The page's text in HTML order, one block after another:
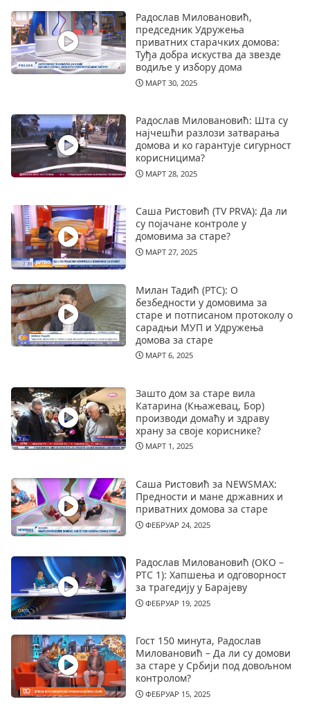
Радослав Миловановић,
председник Удружења
приватних старачких домова:
Туђа добра искуства да звезде
водиље у избору дома
МАРТ 30, 2025
Радослав Миловановић: Шта су
најчешћи разлози затварања
домова и ко гарантује сигурност
корисницима?
МАРТ 28, 2025
Саша Ристовић (TV PRVA): Да ли
су појачане контроле у
домовима за старе?
МАРТ 27, 2025
Милан Тадић (РТС): О
безбедности у домовима за
старе и потписаном протоколу о
сарадњи МУП и Удружења
домова за старе
МАРТ 6, 2025
Зашто дом за старе вила
Катарина (Књажевац, Бор)
производи домаћу и здраву
храну за своје кориснике?
МАРТ 1, 2025
Саша Ристовић за NEWSMAX:
Предности и мане државних и
приватних домова за старе
ФЕБРУАР 24, 2025
Радослав Миловановић (ОКО –
РТС 1): Хапшења и одговорност
за трагедију у Барајеву
ФЕБРУАР 19, 2025
Гост 150 минута, Радослав
Миловановић – Да ли су домови
за старе у Србији под довољном
контролом?
ФЕБРУАР 15, 2025